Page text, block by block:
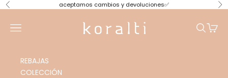
Ir al contenido
Anterior aceptamos cambios y devoluciones✅
koralti
Menú Buscar
Cesta
REBAJAS
COLECCIÓN